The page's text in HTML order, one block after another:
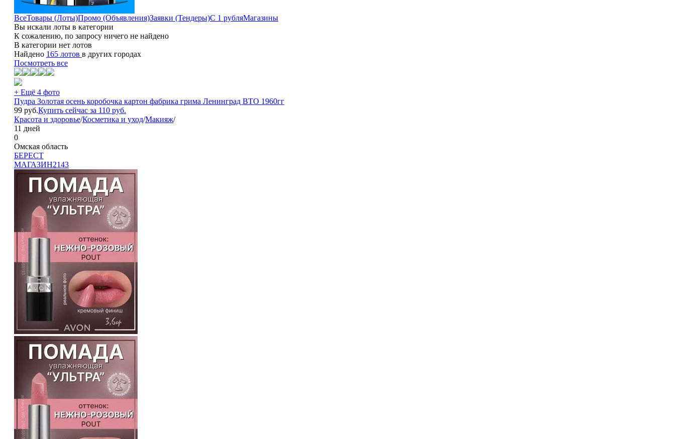
ВсеТовары (Лоты)Промо (Объявления)Заявки (Тендеры)С 1 рубляМагазины
Вы искали лоты в категории
К сожалению, по запросу ничего не найдено
В категории нет лотов
Найдено 165 лотов в других городах
Посмотреть все
+ Ещё 4 фото
Пудра Золотая осень коробочка картон фабрика грима Ленинград ВТО 1960гг
99 руб.Купить сейчас за 110 руб.
Красота и здоровье/Косметика и уход/Макияж/
11 дней
0
Омская область
БEPECT
МАГАЗИН2143